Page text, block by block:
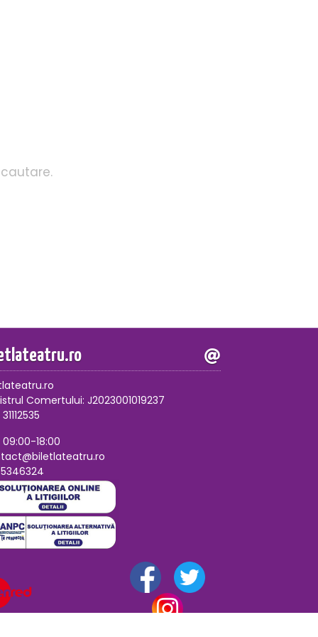
Comertului: J2023001019237
09:00-18:00